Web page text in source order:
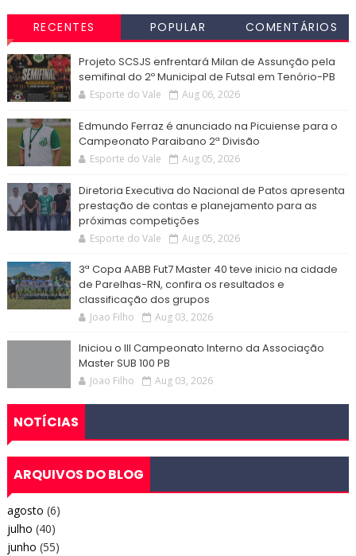
RECENTES POPULAR COMENTÁRIOS
Projeto SCSJS enfrentará Milan de Assunção pela
semifinal do 2º Municipal de Futsal em Tenório-PB
Esporte do Vale Aug 06, 2026
Edmundo Ferraz é anunciado na Picuiense para o
Campeonato Paraibano 2ª Divisão
Esporte do Vale Aug 05, 2026
Diretoria Executiva do Nacional de Patos apresenta
prestação de contas e planejamento para as
próximas competições
Esporte do Vale Aug 05, 2026
3ª Copa AABB Fut7 Master 40 teve inicio na cidade
de Parelhas-RN, confira os resultados e
classificação dos grupos
Joao Filho Aug 03, 2026
Iniciou o III Campeonato Interno da Associação
Master SUB 100 PB
Joao Filho Aug 03, 2026
NOTÍCIAS
ARQUIVOS DO BLOG
agosto (6)
julho (40)
junho (55)